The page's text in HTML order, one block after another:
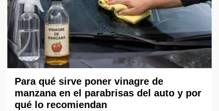
Para qué sirve poner vinagre de
manzana en el parabrisas del auto y por
qué lo recomiendan